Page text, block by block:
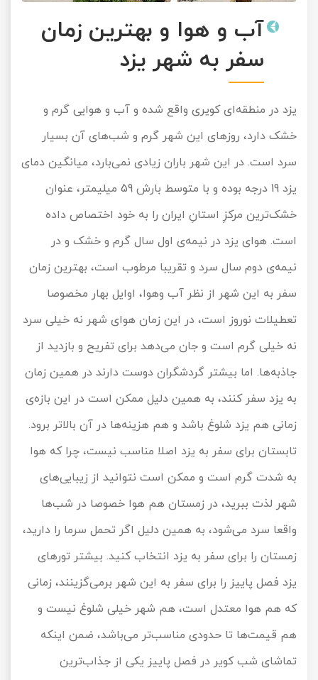
آب و هوا و بهترین زمان
سفر به شهر یزد
یزد در منطقه‌ای کویری واقع شده و آب و هوایی گرم و
خشک دارد، روزهای این شهر گرم و شب‌های آن بسیار
سرد است. در این شهر باران زیادی نمی‌بارد، میانگین دمای
یزد 19 درجه بوده و با متوسط بارش 59 میلیمتر، عنوان
خشک‌ترین مرکزِ استانِ ایران را به خود اختصاص داده
است. هوای یزد در نیمه‌ی اول سال گرم و خشک و در
نیمه‌ی دوم سال سرد و تقریبا مرطوب است، بهترین زمان
سفر به این شهر از نظر آب وهوا، اوایل بهار مخصوصا
تعطیلات نوروز است، در این زمان هوای شهر نه خیلی سرد
نه خیلی گرم است و جان می‌دهد برای تفریح و بازدید از
جاذبه‌ها. اما بیشتر گردشگران دوست دارند در همین زمان
به یزد سفر کنند، به همین دلیل ممکن است در این بازه‌ی
زمانی هم یزد شلوغ باشد و هم هزینه‌ها در آن بالاتر برود.
تابستان برای سفر به یزد اصلا مناسب نیست، چرا که هوا
به شدت گرم است و ممکن است نتوانید از زیبایی‌های
شهر لذت ببرید، در زمستان هم هوا خصوصا در شب‌ها
واقعا سرد می‌شود، به همین دلیل اگر تحمل سرما را دارید،
زمستان را برای سفر به یزد انتخاب کنید. بیشتر تورهای
یزد فصل پاییز را برای سفر به این شهر برمی‌گزینند، زمانی
که هم هوا معتدل است، هم شهر خیلی شلوغ نیست و
هم قیمت‌ها تا حدودی مناسب‌تر می‌باشد، ضمن اینکه
تماشای شب کویر در فصل پاییز یکی از جذاب‌ترین